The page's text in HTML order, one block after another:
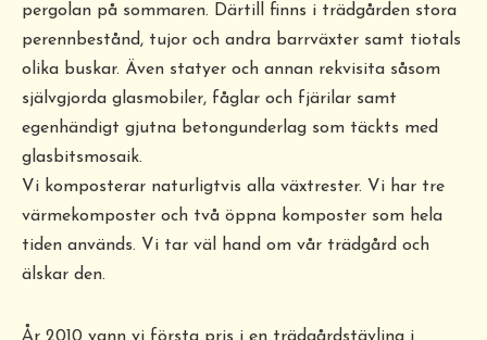
pergolan på sommaren. Därtill finns i trädgården stora
perennbestånd, tujor och andra barrväxter samt tiotals
olika buskar. Även statyer och annan rekvisita såsom
självgjorda glasmobiler, fåglar och fjärilar samt
egenhändigt gjutna betongunderlag som täckts med
glasbitsmosaik.
Vi komposterar naturligtvis alla växtrester. Vi har tre
värmekomposter och två öppna komposter som hela
tiden används. Vi tar väl hand om vår trädgård och
älskar den.
År 2010 vann vi första pris i en trädgårdstävling i